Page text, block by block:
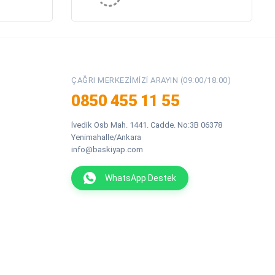
ÇAĞRI MERKEZIMIZI ARAYIN (09:00/18:00)
0850 455 11 55
İvedik Osb Mah. 1441. Cadde. No:3B 06378
Yenimahalle/Ankara
info@baskiyap.com
WhatsApp Destek